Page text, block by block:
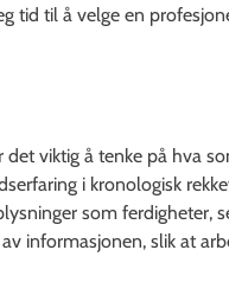
tid til å velge en
det viktig å tenke på hva
i kronologisk
som ferdigheter,
informasjonen, slik at